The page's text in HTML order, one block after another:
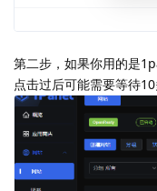
第二步，如果你用的是
点击过后可能需要等待